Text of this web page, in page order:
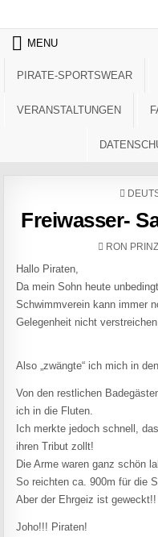
MENU
PIRATE-SPORTSWEAR
VERANSTALTUNGEN
Freiwasser-
AUTHOR:
RON
Hallo Piraten,
Da mein Sohn heute
Schwimmverein kann immer
Gelegenheit nicht
Also „zwängte“ ich mich in
Von den restlichen
ich in die Fluten.
Ich merkte jedoch schnell,
ihren Tribut zollt!
Die Arme waren ganz schön
So reichten ca. 900m für die
Aber der Ehrgeiz ist geweckt!!
Joho!!! Piraten!